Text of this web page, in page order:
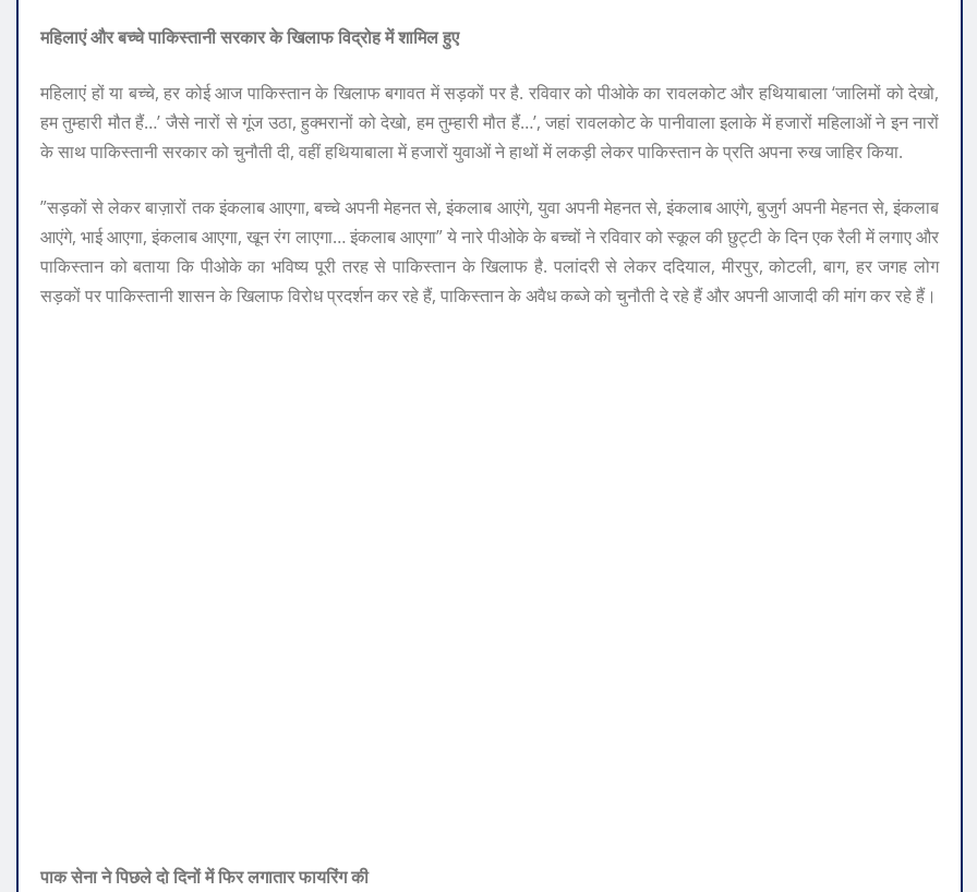
महिलाएं और बच्चे पाकिस्तानी सरकार के खिलाफ विद्रोह में शामिल हुए
महिलाएं हों या बच्चे, हर कोई आज पाकिस्तान के खिलाफ बगावत में सड़कों पर है. रविवार को पीओके का रावलकोट और हथियाबाला ‘जालिमों को देखो,
हम तुम्हारी मौत हैं…’ जैसे नारों से गूंज उठा, हुक्मरानों को देखो, हम तुम्हारी मौत हैं…’, जहां रावलकोट के पानीवाला इलाके में हजारों महिलाओं ने इन नारों
के साथ पाकिस्तानी सरकार को चुनौती दी, वहीं हथियाबाला में हजारों युवाओं ने हाथों में लकड़ी लेकर पाकिस्तान के प्रति अपना रुख जाहिर किया.
”सड़कों से लेकर बाज़ारों तक इंकलाब आएगा, बच्चे अपनी मेहनत से, इंकलाब आएंगे, युवा अपनी मेहनत से, इंकलाब आएंगे, बुजुर्ग अपनी मेहनत से, इंकलाब
आएंगे, भाई आएगा, इंकलाब आएगा, खून रंग लाएगा… इंकलाब आएगा” ये नारे पीओके के बच्चों ने रविवार को स्कूल की छुट्टी के दिन एक रैली में लगाए और
पाकिस्तान को बताया कि पीओके का भविष्य पूरी तरह से पाकिस्तान के खिलाफ है. पलांदरी से लेकर ददियाल, मीरपुर, कोटली, बाग, हर जगह लोग
सड़कों पर पाकिस्तानी शासन के खिलाफ विरोध प्रदर्शन कर रहे हैं, पाकिस्तान के अवैध कब्जे को चुनौती दे रहे हैं और अपनी आजादी की मांग कर रहे हैं।
पाक सेना ने पिछले दो दिनों में फिर लगातार फायरिंग की